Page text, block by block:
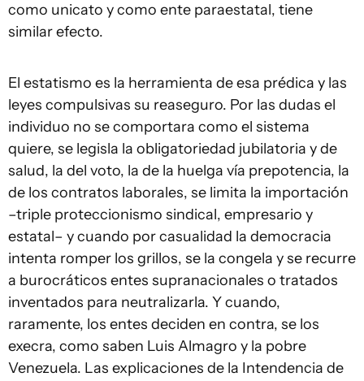
como unicato y como ente paraestatal, tiene
similar efecto.
El estatismo es la herramienta de esa prédica y las
leyes compulsivas su reaseguro. Por las dudas el
individuo no se comportara como el sistema
quiere, se legisla la obligatoriedad jubilatoria y de
salud, la del voto, la de la huelga vía prepotencia, la
de los contratos laborales, se limita la importación
–triple proteccionismo sindical, empresario y
estatal– y cuando por casualidad la democracia
intenta romper los grillos, se la congela y se recurre
a burocráticos entes supranacionales o tratados
inventados para neutralizarla. Y cuando,
raramente, los entes deciden en contra, se los
execra, como saben Luis Almagro y la pobre
Venezuela. Las explicaciones de la Intendencia de